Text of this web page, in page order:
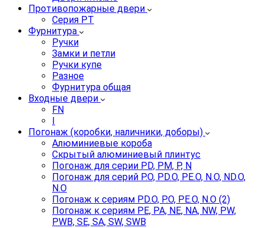
Противопожарные двери
Серия PT
Фурнитура
Ручки
Замки и петли
Ручки купе
Разное
Фурнитура общая
Входные двери
FN
I
Погонаж (коробки, наличники, доборы)
Алюминиевые короба
Скрытый алюминиевый плинтус
Погонаж для серии PD, PM, P, N
Погонаж для серий P.O, PD.O, PE.O, N.O, ND.O,
N.O
Погонаж к сериям PD.O, P.O, PE.O, N.O (2)
Погонаж к сериям PE, PA, NE, NA, NW, PW,
PWB, SE, SA, SW, SWB